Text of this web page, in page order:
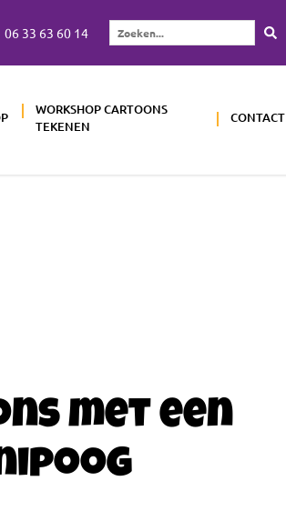
06 33 63 60 14
Zoeken...
WORKSHOP CARTOONS
TEKENEN
CONTACT
met een